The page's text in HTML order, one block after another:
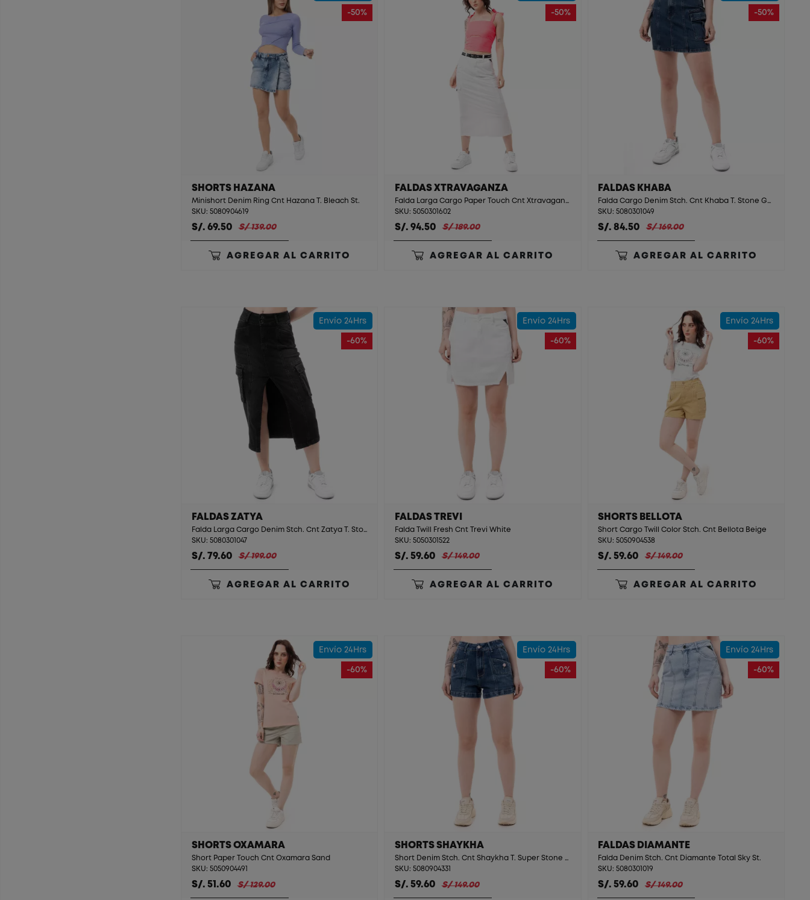
-50%
SHORTS HAZANA
Minishort Denim Ring Cnt Hazana T. Bleach St.
SKU: 5080904619
S/. 69.50 S/ 139.00
AGREGAR AL CARRITO
-50%
FALDAS XTRAVAGANZA
Falda Larga Cargo Paper Touch Cnt Xtravaganza White
SKU: 5050301602
S/. 94.50 S/ 189.00
AGREGAR AL CARRITO
-50%
FALDAS KHABA
Falda Cargo Denim Stch. Cnt Khaba T. Stone Green
SKU: 5080301049
S/. 84.50 S/ 169.00
AGREGAR AL CARRITO
Envío 24Hrs
-60%
FALDAS ZATYA
Falda Larga Cargo Denim Stch. Cnt Zatya T. Stone Black St.
SKU: 5080301047
S/. 79.60 S/ 199.00
AGREGAR AL CARRITO
Envío 24Hrs
-60%
FALDAS TREVI
Falda Twill Fresh Cnt Trevi White
SKU: 5050301522
S/. 59.60 S/ 149.00
AGREGAR AL CARRITO
Envío 24Hrs
-60%
SHORTS BELLOTA
Short Cargo Twill Color Stch. Cnt Bellota Beige
SKU: 5050904538
S/. 59.60 S/ 149.00
AGREGAR AL CARRITO
Envío 24Hrs
-60%
SHORTS OXAMARA
Short Paper Touch Cnt Oxamara Sand
SKU: 5050904491
S/. 51.60 S/ 129.00
Envío 24Hrs
-60%
SHORTS SHAYKHA
Short Denim Stch. Cnt Shaykha T. Super Stone St.
SKU: 5080904331
S/. 59.60 S/ 149.00
Envío 24Hrs
-60%
FALDAS DIAMANTE
Falda Denim Stch. Cnt Diamante Total Sky St.
SKU: 5080301019
S/. 59.60 S/ 149.00